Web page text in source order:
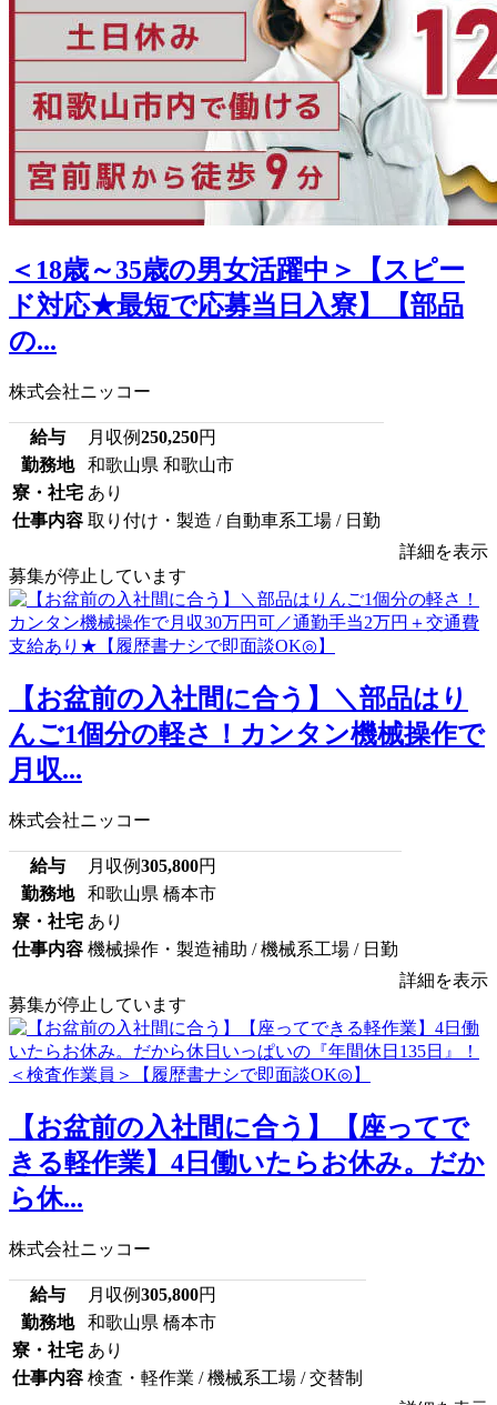
＜18歳～35歳の男女活躍中＞【スピー
ド対応★最短で応募当日入寮】【部品
の...
株式会社ニッコー
給与 月収例250,250円
勤務地
和歌山県 和歌山市
寮・社宅 あり
仕事内容 取り付け・製造 / 自動車系工場 / 日勤
詳細を表示
募集が停止しています
【お盆前の入社間に合う】＼部品はり
んご1個分の軽さ！カンタン機械操作で
月収...
株式会社ニッコー
給与 月収例305,800円
勤務地
和歌山県 橋本市
寮・社宅 あり
仕事内容 機械操作・製造補助 / 機械系工場 / 日勤
詳細を表示
募集が停止しています
【お盆前の入社間に合う】【座ってで
きる軽作業】4日働いたらお休み。だか
ら休...
株式会社ニッコー
給与 月収例305,800円
勤務地
和歌山県 橋本市
寮・社宅 あり
仕事内容 検査・軽作業 / 機械系工場 / 交替制